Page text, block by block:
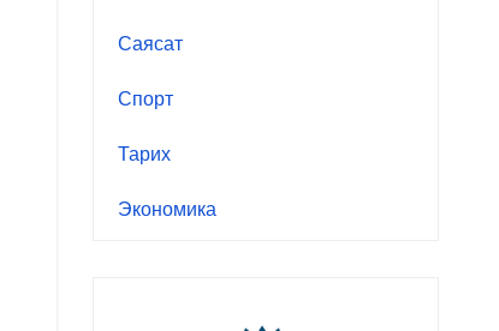
Саясат
Спорт
Тарих
Экономика